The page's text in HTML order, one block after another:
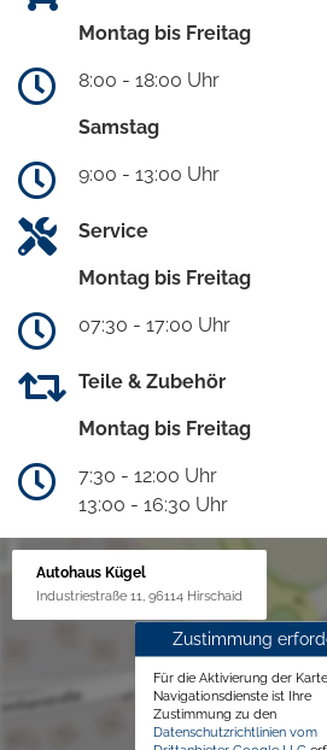
Montag bis Freitag
8:00 - 18:00 Uhr
Samstag
9:00 - 13:00 Uhr
Service
Montag bis Freitag
07:30 - 17:00 Uhr
Teile & Zubehör
Montag bis Freitag
7:30 - 12:00 Uhr
13:00 - 16:30 Uhr
Autohaus Kügel
Industriestraße 11, 96114 Hirschaid
Zustimmung
Für die Aktivierung der
Navigationsdienste ist Ihre
Zustimmung zu den
Datenschutzrichtlinien vom